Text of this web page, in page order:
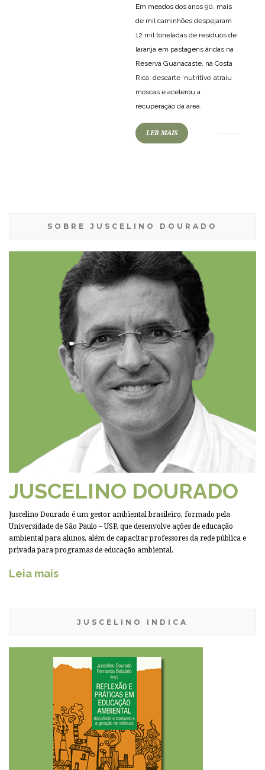
Em meados dos anos 90, mais
de mil caminhões despejaram
12 mil toneladas de resíduos de
laranja em pastagens áridas na
Reserva Guanacaste, na Costa
Rica; descarte ‘nutritivo’ atraiu
moscas e acelerou a
recuperação da área.
LER MAIS
SOBRE JUSCELINO DOURADO
JUSCELINO DOURADO
Juscelino Dourado é um gestor ambiental brasileiro, formado pela
Universidade de São Paulo – USP, que desenvolve ações de educação
ambiental para alunos, além de capacitar professores da rede pública e
privada para programas de educação ambiental.
Leia mais
JUSCELINO INDICA